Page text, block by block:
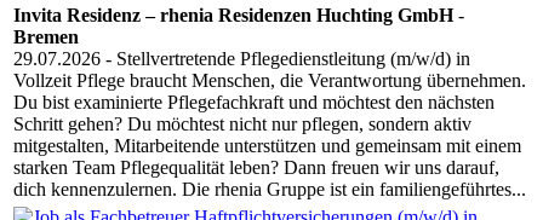
Invita Residenz – rhenia Residenzen Huchting GmbH-
Bremen
29.07.2026 - Stellvertretende Pflegedienstleitung (m/w/d) in
Vollzeit Pflege braucht Menschen, die Verantwortung übernehmen.
Du bist examinierte Pflegefachkraft und möchtest den nächsten
Schritt gehen? Du möchtest nicht nur pflegen, sondern aktiv
mitgestalten, Mitarbeitende unterstützen und gemeinsam mit einem
starken Team Pflegequalität leben? Dann freuen wir uns darauf,
dich kennenzulernen. Die rhenia Gruppe ist ein familiengeführtes...